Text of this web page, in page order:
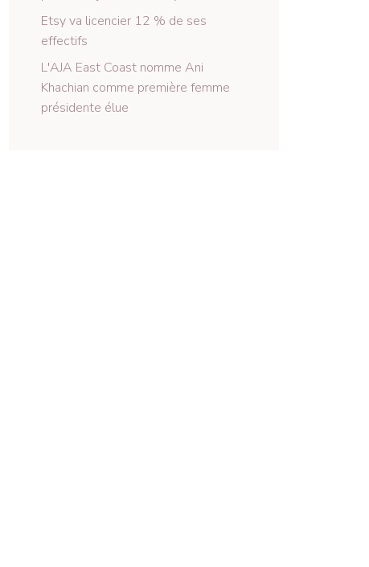
Etsy va licencier 12 % de ses
effectifs
L'AJA East Coast nomme Ani
Khachian comme première femme
présidente élue